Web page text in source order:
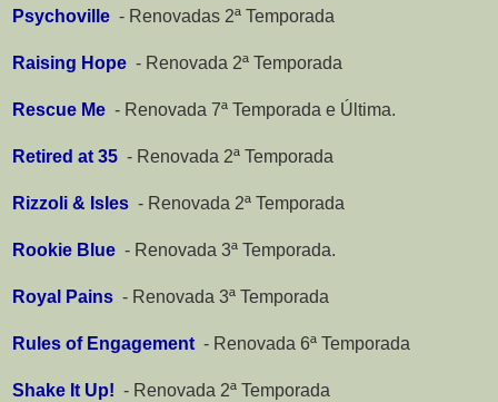
Psychoville - Renovadas 2ª Temporada
Raising Hope - Renovada 2ª Temporada
Rescue Me - Renovada 7ª Temporada e Última.
Retired at 35 - Renovada 2ª Temporada
Rizzoli & Isles - Renovada 2ª Temporada
Rookie Blue - Renovada 3ª Temporada.
Royal Pains - Renovada 3ª Temporada
Rules of Engagement - Renovada 6ª Temporada
Shake It Up! - Renovada 2ª Temporada